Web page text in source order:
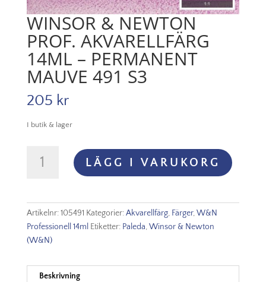
WINSOR & NEWTON
PROF. AKVARELLFÄRG
14ML – PERMANENT
MAUVE 491 S3
205 kr
I butik & lager
AKVARELLFÄRG
14ml
–
LÄGG I VARUKORG
Artikelnr:105491 Kategorier:Akvarellfärg, Färger,W&N
Professionell 14ml Etiketter: Paleda,Winsor & Newton
(W&N)
Beskrivning